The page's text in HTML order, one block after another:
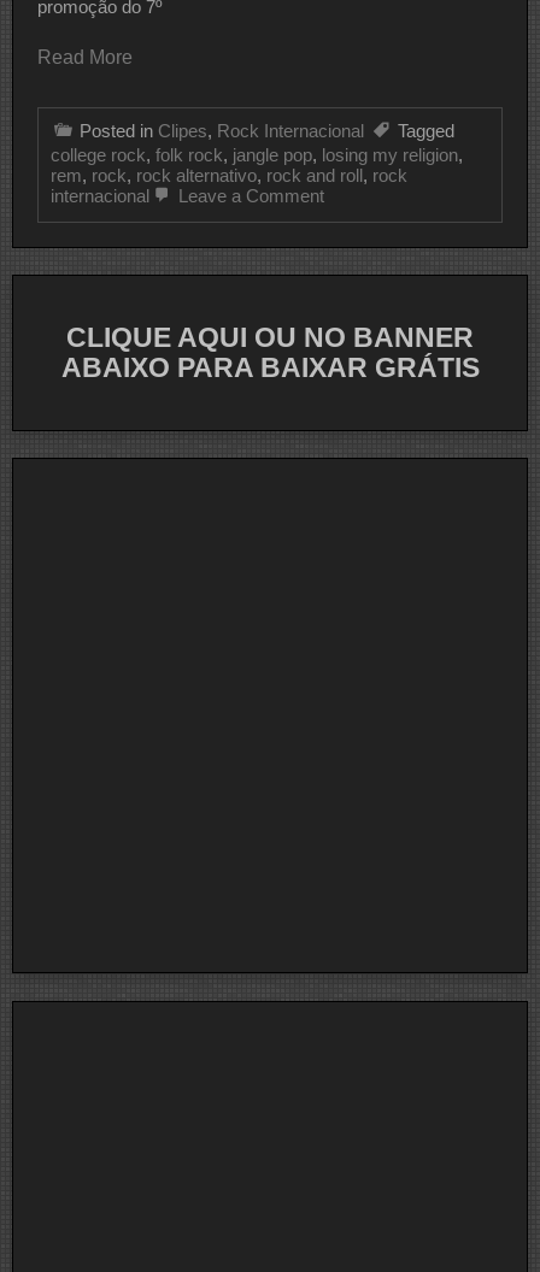
promoção do 7º
Read More
Posted in Clipes, Rock Internacional
Tagged
college rock, folk rock, jangle pop, losing my religion,
rem, rock, rock alternativo, rock and roll, rock
internacional
Leave a Commenton
R.E.M.
CLIQUE AQUI OU NO BANNER
ABAIXO PARA BAIXAR GRÁTIS